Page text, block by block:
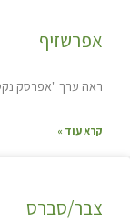
אפרשזיף
ראה ערך "אפרסק
קרא עוד »
צבר/סברס